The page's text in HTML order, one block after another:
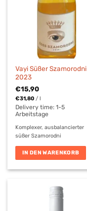
Vayi Süßer Szamorodni
2023
€15,90
€31,80 / l
Delivery time:1-5
Arbeitstage
Komplexer, ausbalancierter
süßer Szamorodni
IN DEN WARENKORB